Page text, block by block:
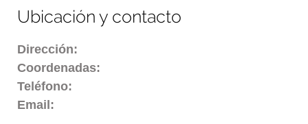
Ubicación y contacto
Dirección:
Coordenadas:
Teléfono:
Email: